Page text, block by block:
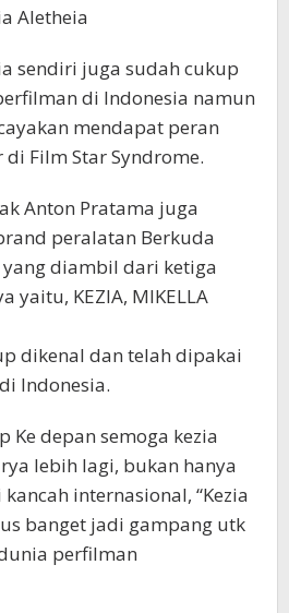
Aletheia
sendiri juga sudah cukup
di Indonesia namun
mendapat peran
Film Star Syndrome.
Anton Pratama juga
peralatan Berkuda
yang diambil dari ketiga
yaitu, KEZIA, MIKELLA
dikenal dan telah dipakai
Indonesia.
Ke depan semoga kezia
lebih lagi, bukan hanya
internasional, “Kezia
banget jadi gampang utk
perfilman